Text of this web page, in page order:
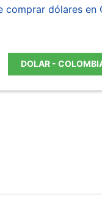
comprar dólares en
DOLAR -